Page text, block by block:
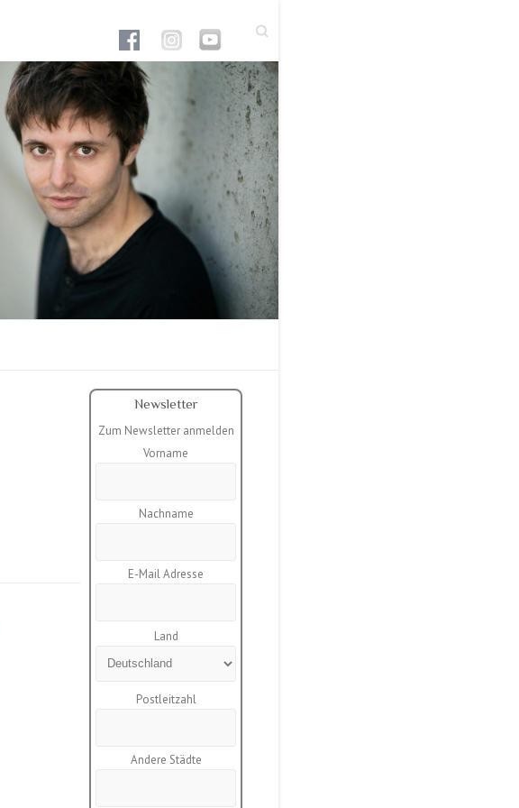
Suchen
Newsletter
Zum Newsletter anmelden
Vorname
Nachname
E-Mail Adresse
Land
Postleitzahl
Andere Städte